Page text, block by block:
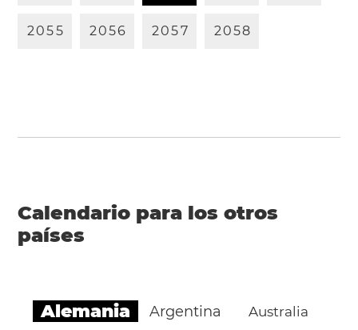
2055 2056 2057 2058
Calendario para los otros
países
Alemania Argentina Australia